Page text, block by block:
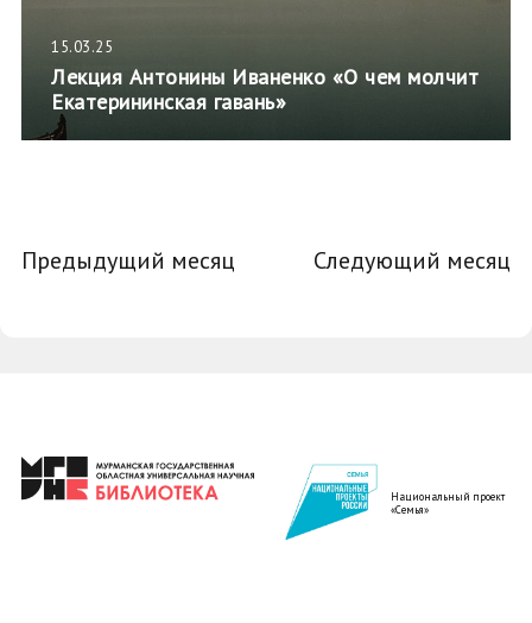
15.03.25
Лекция Антонины Иваненко «О чем молчит
Екатерининская гавань»
Предыдущий месяц Следующий месяц
Национальный проект
«Семья»